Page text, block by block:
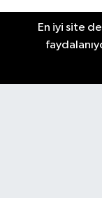
Künye
Sonsöz Özel
En iyi site